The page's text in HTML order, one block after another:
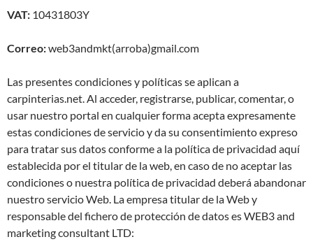
VAT: 10431803Y
Correo:web3andmkt(arroba)gmail.com
Las presentes condiciones y políticas se aplican a
carpinterias.net. Al acceder, registrarse, publicar, comentar, o
usar nuestro portal en cualquier forma acepta expresamente
estas condiciones de servicio y da su consentimiento expreso
para tratar sus datos conforme a la política de privacidad aquí
establecida por el titular de la web, en caso de no aceptar las
condiciones o nuestra política de privacidad deberá abandonar
nuestro servicio Web. La empresa titular de la Web y
responsable del fichero de protección de datos es WEB3 and
marketing consultant LTD: